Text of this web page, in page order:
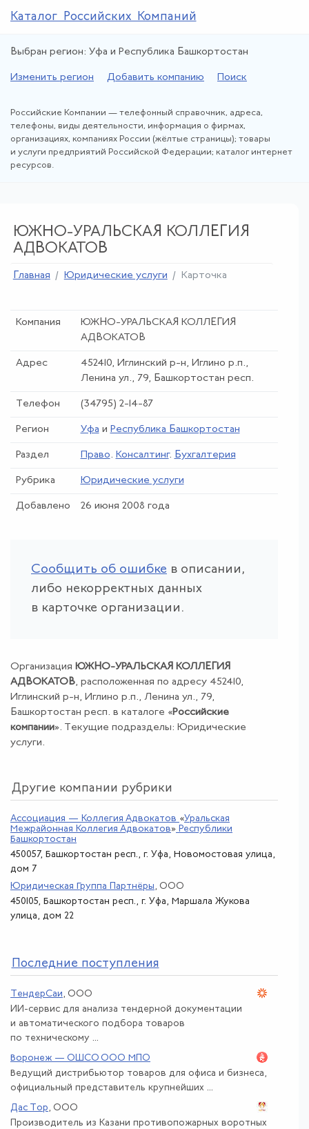
Каталог Российских Компаний
Выбран регион: Уфа и Республика Башкортостан
Изменить регион Добавить компанию Поиск
Российские Компании — телефонный справочник, адреса,
телефоны, виды деятельности, информация о фирмах,
организациях, компаниях России (жёлтые страницы); товары
и услуги предприятий Российской Федерации; каталог интернет
ресурсов.
ЮЖНО-УРАЛЬСКАЯ КОЛЛЕГИЯ
АДВОКАТОВ
Главная Юридические услуги Карточка
Компания
ЮЖНО-УРАЛЬСКАЯ КОЛЛЕГИЯ
АДВОКАТОВ
Адрес
452410, Иглинский р-н, Иглино р.п.,
Ленина ул., 79, Башкортостан респ.
Телефон (34795) 2-14-87
Регион Уфа и Республика Башкортостан
Раздел Право. Консалтинг. Бухгалтерия
Рубрика Юридические услуги
Добавлено 26 июня 2008 года
Сообщить об ошибке в описании,
либо некорректных данных
в карточке организации.
Организация ЮЖНО-УРАЛЬСКАЯ КОЛЛЕГИЯ
АДВОКАТОВ, расположенная по адресу 452410,
Иглинский р-н, Иглино р.п., Ленина ул., 79,
Башкортостан респ. в каталоге «Российские
компании». Текущие подразделы: Юридические
услуги.
Другие компании рубрики
Ассоциация — Коллегия Адвокатов «Уральская
Межрайонная Коллегия Адвокатов» Республики
Башкортостан
450057, Башкортостан респ., г. Уфа, Новомостовая улица,
дом 7
Юридическая Группа Партнёры, ООО
450105, Башкортостан респ., г. Уфа, Маршала Жукова
улица, дом 22
Последние поступления
ТендерСаи , ООО
ИИ-сервис для анализа тендерной документации
и автоматического подбора товаров
по техническому ...
Воронеж — ОШСО ООО МПО
Ведущий дистрибьютор товаров для офиса и бизнеса,
официальный представитель крупнейших ...
Дас Тор , ООО
Производитель из Казани противопожарных воротных